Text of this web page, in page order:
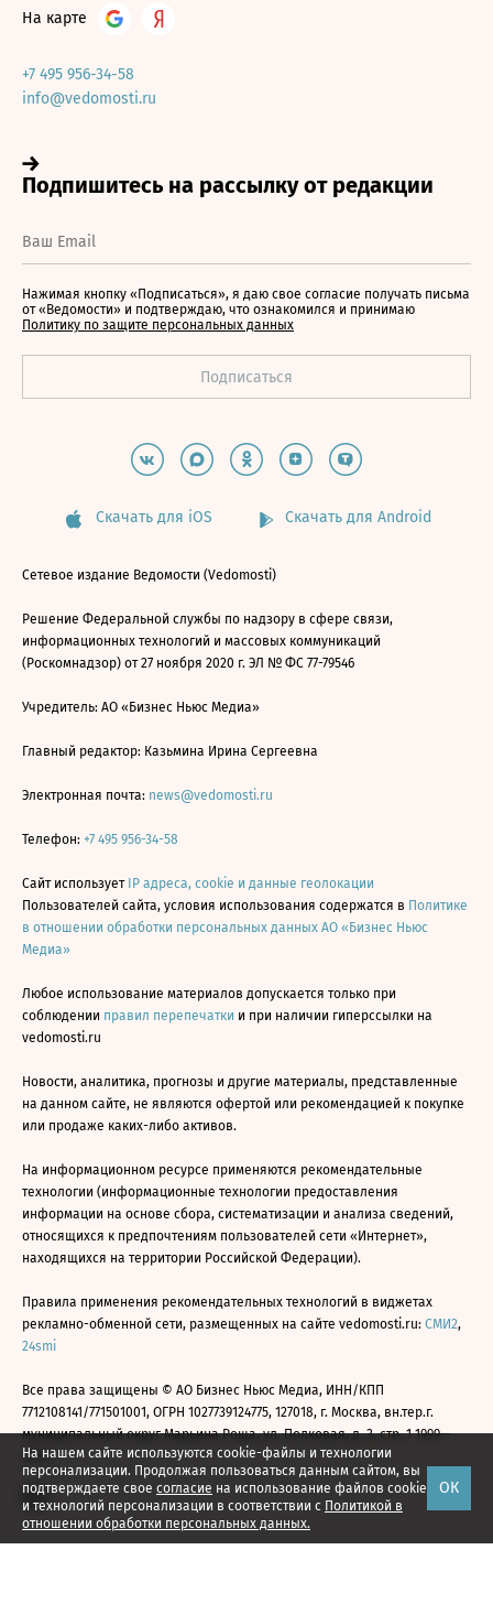
На нашем сайте используются cookie-файлы и технологии
персонализации. Продолжая пользоваться данным сайтом, вы
подтверждаете свое согласие на использование файлов cookie
и технологий персонализации в соответствии с Политикой в
отношении обработки персональных данных.
ОК
На карте
+7 495 956-34-58
info@vedomosti.ru
Нажимая кнопку «Подписаться», я даю свое согласие получать письма
от «Ведомости» и подтверждаю, что ознакомился и принимаю
Политику по защите персональных данных
Скачать для iOS Скачать для Android
Сетевое издание Ведомости (Vedomosti)
Решение Федеральной службы по надзору в сфере связи,
информационных технологий и массовых коммуникаций
(Роскомнадзор) от 27 ноября 2020 г. ЭЛ № ФС 77-79546
Учредитель: АО «Бизнес Ньюс Медиа»
Главный редактор: Казьмина Ирина Сергеевна
Электронная почта: news@vedomosti.ru
Телефон: +7 495 956-34-58
Сайт использует IP адреса, cookie и данные геолокации
Пользователей сайта, условия использования содержатся в Политике
в отношении обработки персональных данных АО «Бизнес Ньюс
Медиа»
Любое использование материалов допускается только при
соблюдении правил перепечатки и при наличии гиперссылки на
vedomosti.ru
Новости, аналитика, прогнозы и другие материалы, представленные
на данном сайте, не являются офертой или рекомендацией к покупке
или продаже каких-либо активов.
На информационном ресурсе применяются рекомендательные
технологии (информационные технологии предоставления
информации на основе сбора, систематизации и анализа сведений,
относящихся к предпочтениям пользователей сети «Интернет»,
находящихся на территории Российской Федерации).
Правила применения рекомендательных технологий в виджетах
рекламно-обменной сети, размещенных на сайте vedomosti.ru: СМИ2,
24smi
Все права защищены © АО Бизнес Ньюс Медиа, ИНН/КПП
7712108141/771501001, ОГРН 1027739124775, 127018, г. Москва, вн.тер.г.
муниципальный округ Марьина Роща, ул. Полковая, д. 3, стр. 1 1999—
2026